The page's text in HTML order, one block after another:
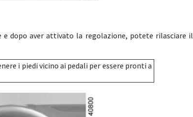
dopo aver attivato la regolazione, potete rilasciare il
i piedi vicino ai pedali per essere pronti a